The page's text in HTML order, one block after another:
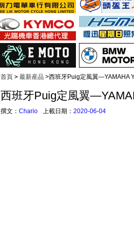
首頁 > 最新産品 >西班牙Puig定風翼—YAMAHA
西班牙Puig定風翼
撰文： Chario 上載日期： 2020-06-04